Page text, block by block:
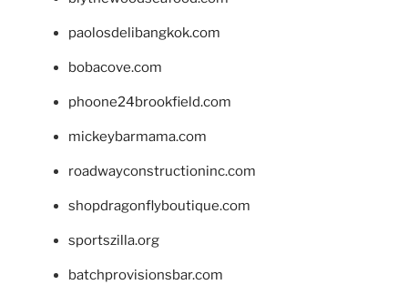
paolosdelibangkok.com
bobacove.com
phoone24brookfield.com
mickeybarmama.com
roadwayconstructioninc.com
shopdragonflyboutique.com
sportszilla.org
batchprovisionsbar.com